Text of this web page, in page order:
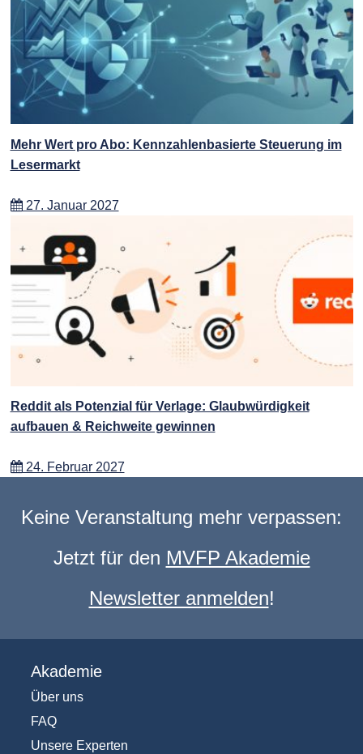
Mehr Wert pro Abo: Kennzahlenbasierte Steuerung im
Lesermarkt
27. Januar 2027
Reddit als Potenzial für Verlage: Glaubwürdigkeit
aufbauen & Reichweite gewinnen
24. Februar 2027
Keine Veranstaltung mehr verpassen:
Jetzt für den MVFP Akademie
Newsletter anmelden!
Akademie
Über uns
FAQ
Unsere Experten